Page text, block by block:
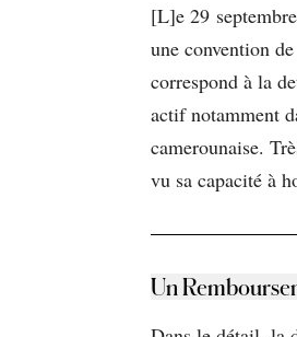
[L]e 29
une convention
correspond à la
actif notamment
camerounaise.
vu sa capacité à
Un